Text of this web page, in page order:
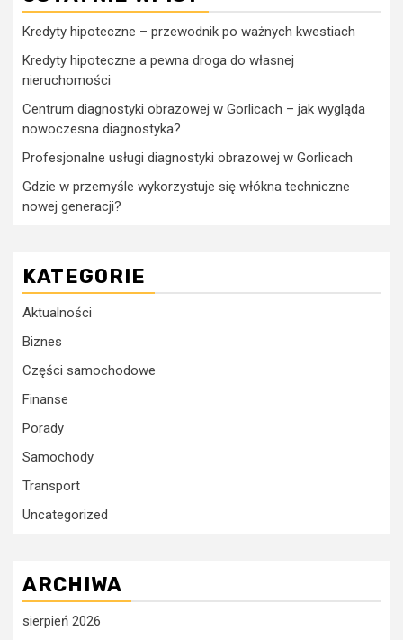
Kredyty hipoteczne – przewodnik po ważnych kwestiach
Kredyty hipoteczne a pewna droga do własnej
nieruchomości
Centrum diagnostyki obrazowej w Gorlicach – jak wygląda
nowoczesna diagnostyka?
Profesjonalne usługi diagnostyki obrazowej w Gorlicach
Gdzie w przemyśle wykorzystuje się włókna techniczne
nowej generacji?
KATEGORIE
Aktualności
Biznes
Części samochodowe
Finanse
Porady
Samochody
Transport
Uncategorized
ARCHIWA
sierpień 2026